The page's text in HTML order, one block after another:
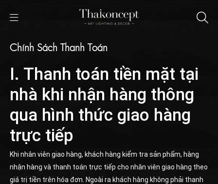
Chính Sách Thanh Toán
I. Thanh toán tiền mặt tại
nhà khi nhận hàng thông
qua hình thức giao hàng
trực tiếp
Khi nhân viên giao hàng, khách hàng kiểm tra sản phẩm, hàng
nhận hàng và thanh toán trực tiếp cho nhân viên giao hàng theo
giá trị tiền trên hóa đơn. Ngoài ra khách hàng không phải thanh